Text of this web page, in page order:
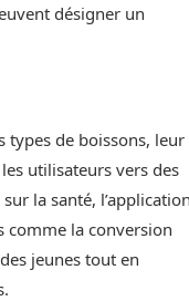
désigner un
types de boissons, leur
utilisateurs vers des
la santé, l’application
comme la conversion
jeunes tout en